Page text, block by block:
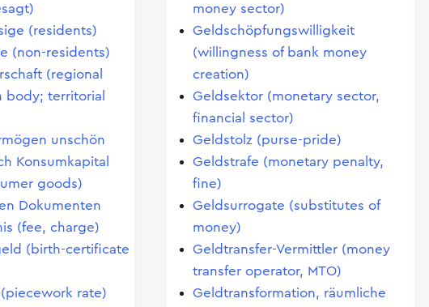
(residents)
(non-residents)
(regional
body; territorial
unschön
Konsumkapital
goods)
Dokumenten
(fee, charge)
(birth-certificate
rate)
money sector)
Geldschöpfungswilligkeit
(willingness of bank money
creation)
Geldsektor (monetary sector,
financial sector)
Geldstolz (purse-pride)
Geldstrafe (monetary penalty,
fine)
Geldsurrogate (substitutes of
money)
Geldtransfer-Vermittler (money
transfer operator, MTO)
Geldtransformation, räumliche